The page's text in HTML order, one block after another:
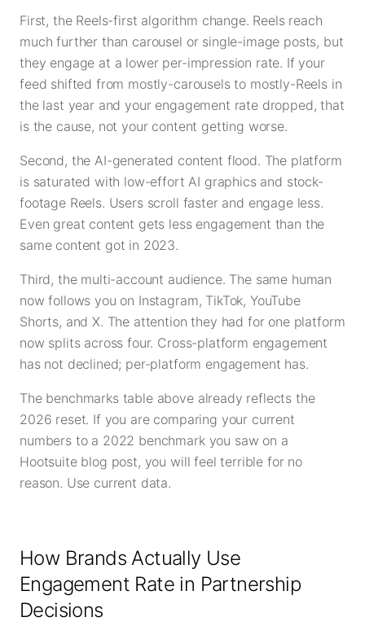
First, the Reels-first algorithm change. Reels reach
much further than carousel or single-image posts, but
they engage at a lower per-impression rate. If your
feed shifted from mostly-carousels to mostly-Reels in
the last year and your engagement rate dropped, that
is the cause, not your content getting worse.
Second, the AI-generated content flood. The platform
is saturated with low-effort AI graphics and stock-
footage Reels. Users scroll faster and engage less.
Even great content gets less engagement than the
same content got in 2023.
Third, the multi-account audience. The same human
now follows you on Instagram, TikTok, YouTube
Shorts, and X. The attention they had for one platform
now splits across four. Cross-platform engagement
has not declined; per-platform engagement has.
The benchmarks table above already reflects the
2026 reset. If you are comparing your current
numbers to a 2022 benchmark you saw on a
Hootsuite blog post, you will feel terrible for no
reason. Use current data.
How Brands Actually Use
Engagement Rate in Partnership
Decisions